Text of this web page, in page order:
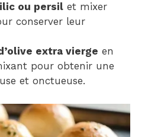
ou persil et mixer
conserver leur
extra vierge en
pour obtenir une
et onctueuse.